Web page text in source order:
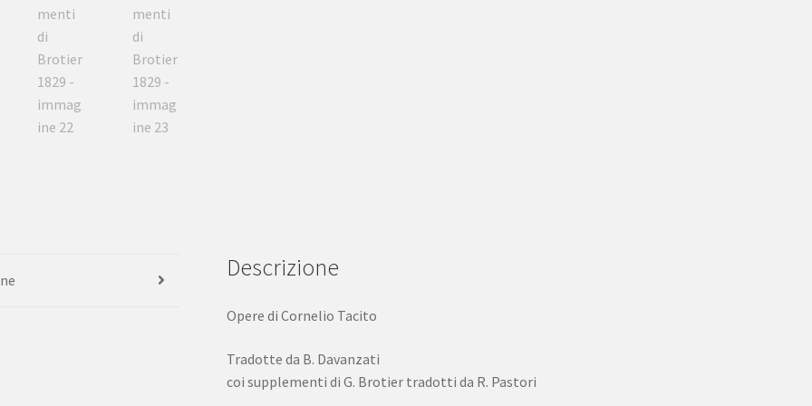
Descrizione
Opere di Cornelio Tacito
Tradotte da B. Davanzati
coi supplementi di G. Brotier tradotti da R. Pastori